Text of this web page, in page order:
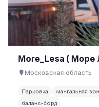
More_Lesa ( Море
Московская область
Парковка мангальная
баланс-борд